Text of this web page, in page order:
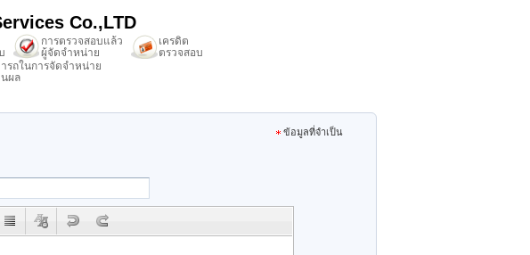
Co.,LTD
การตรวจสอบแล้ว
ผู้จัดจำหน่าย
เครดิต
ตรวจสอบ
รถในการจัดจำหน่าย
นผล
ข้อมูลที่จำเป็น